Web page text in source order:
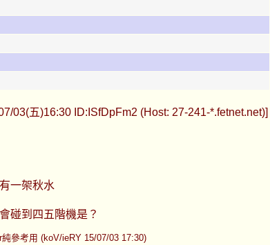
03(五)16:30 ID:ISfDpFm2 (Host: 27-241-*.fetnet.net)]
一架秋水
碰到四五階機是？
參考用 (koV/ieRY 15/07/03 17:30)